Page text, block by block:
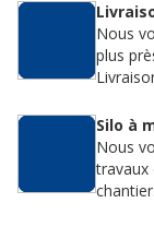
Nous
plus
Silo à
Nous
travaux
chantier.